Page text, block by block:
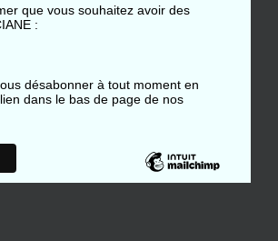
que vous souhaitez avoir des
:
désabonner à tout moment en
dans le bas de page de nos